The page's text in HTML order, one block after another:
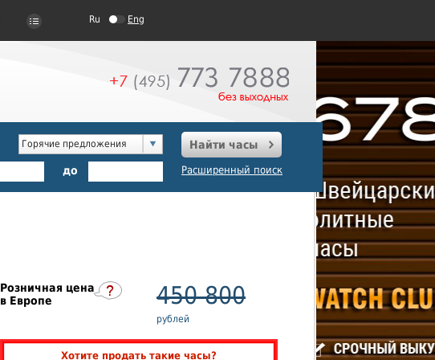
Ru Eng
Горячие предложения
Найти часы
до Расширенный поиск
Розничная цена
в Европе
450 800
рублей
Хотите продать такие часы?